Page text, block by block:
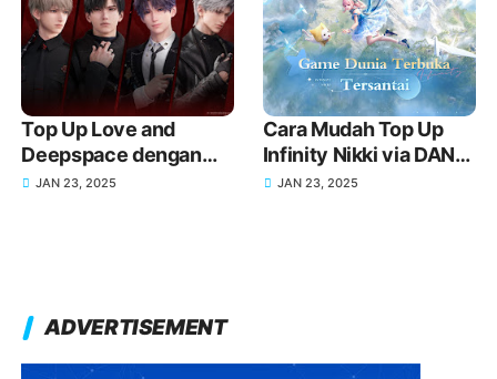
Top Up Love and
Deepspace dengan
DANA, Dapatkan Item
JAN 23, 2025
Cara Mudah Top Up
Infinity Nikki via DANA
untuk Koleksi Outfit
JAN 23, 2025
ADVERTISEMENT